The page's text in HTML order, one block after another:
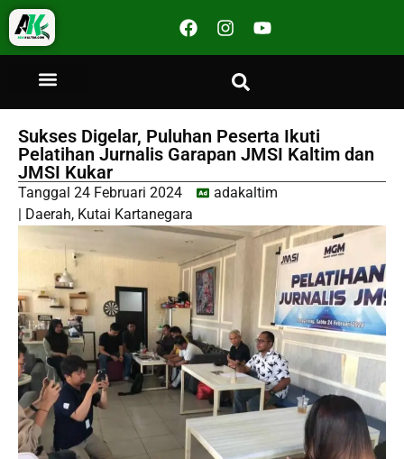
Sukses Digelar, Puluhan Peserta Ikuti
Pelatihan Jurnalis Garapan JMSI Kaltim dan
JMSI Kukar
Tanggal 24 Februari 2024
adakaltim
Daerah, Kutai Kartanegara